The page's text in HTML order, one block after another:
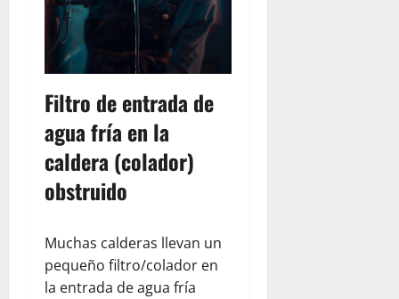
Filtro de entrada de
agua fría en la
caldera (colador)
obstruido
Muchas calderas llevan un
pequeño filtro/colador en
la entrada de agua fría